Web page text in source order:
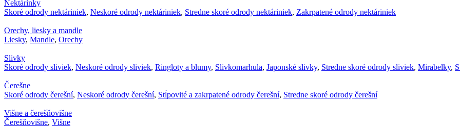
Nektárinky
Skoré odrody nektáriniek, Neskoré odrody nektáriniek, Stredne skoré odrody nektáriniek, Zakrpatené odrody nektáriniek
Orechy, liesky a mandle
Liesky, Mandle, Orechy
Slivky
Skoré odrody sliviek, Neskoré odrody sliviek, Ringloty a blumy, Slivkomarhula, Japonské slivky, Stredne skoré odrody sliviek, Mirabelky,
Čerešne
Skoré odrody čerešní, Neskoré odrody čerešní, Stĺpovité a zakrpatené odrody čerešní, Stredne skoré odrody čerešní
Višne a čerešňovišne
Čerešňovišne, Višne